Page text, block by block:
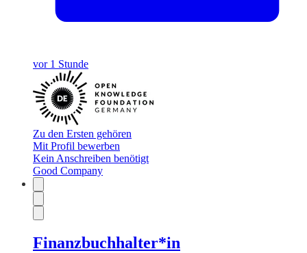
vor 1 Stunde
Zu den Ersten gehören
Mit Profil bewerben
Kein Anschreiben benötigt
Good Company
Finanzbuchhalter*in